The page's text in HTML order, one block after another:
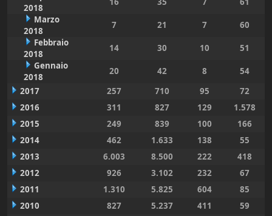
2018
Marzo
2018
7 21 7
60
Febbraio
2018
14 30 10
51
Gennaio
2018
20 42 8
54
2017
257 710 95
72
2016
311 827 129
1.578
2015
249 839 100
166
2014
462 1.633 138
55
2013
6.003 8.500 222
418
2012
926 3.102 232
67
2011
1.310 5.825 604
85
2010
827 5.237 411
59